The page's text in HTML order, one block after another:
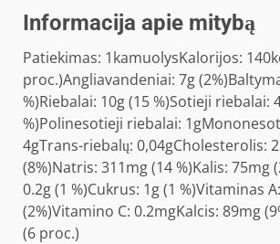
Informacija apie mitybą
Patiekimas: 1kamuolysKalorijos: 140
proc.)Angliavandeniai: 7g(2%)
%)Riebalai: 10g(15 %)Sotieji riebalai:
%)Polinesotieji riebalai: 1g
4gTrans-riebalų: 0,04gCholesterolis:
(8%)Natris: 311mg(14 %)Kalis: 75mg
0.2g(1 %)Cukrus: 1g(1 %)Vitaminas A:
(2%)Vitamino C: 0.2mgKalcis: 89mg
(6 proc.)